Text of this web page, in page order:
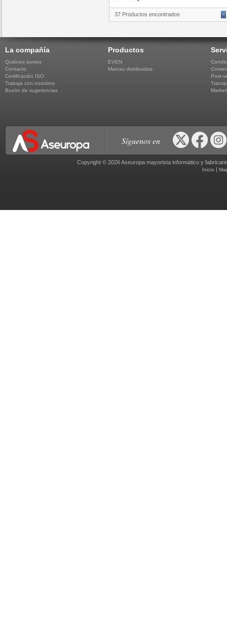
37 Productos encontrados «
La compañía
Quiénes somos
Contacto
Certificación ISO
Trabaja con nosotros
Buzón de sugerencias
Productos
EVEN
Marcas distribuidas
Post-
Síguenos en
Copyright © 2026 Aseuropa mayorista informático y
Inicio |